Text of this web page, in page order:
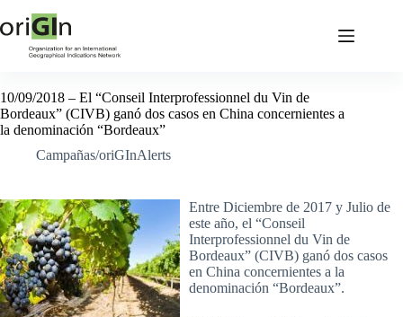
10/09/2018 – El “Conseil Interprofessionnel du Vin de
Bordeaux” (CIVB) ganó dos casos en China concernientes a
la denominación “Bordeaux”
Campañas/oriGInAlerts
Entre Diciembre de 2017 y Julio de
este año, el “Conseil
Interprofessionnel du Vin de
Bordeaux” (CIVB) ganó dos casos
en China concernientes a la
denominación “Bordeaux”.